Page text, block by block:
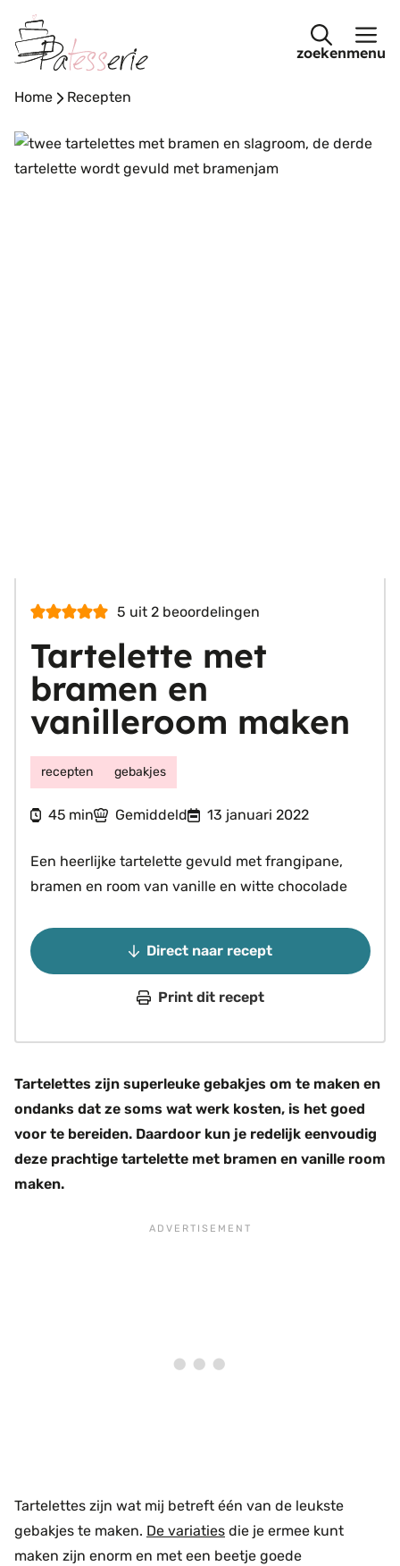
naar
de
menu
Home - Recepten
5 uit 2 beoordelingen
Tartelette met
bramen en
vanilleroom maken
recepten gebakjes
45minuten
min Gemiddeld 13 januari 2022
Een heerlijke tartelette gevuld met frangipane,
bramen en room van vanille en witte chocolade
Direct naar recept
Print dit recept
Tartelettes zijn superleuke gebakjes om te maken en
ondanks dat ze soms wat werk kosten, is het goed
voor te bereiden. Daardoor kun je redelijk eenvoudig
deze prachtige tartelette met bramen en vanille room
maken.
Tartelettes zijn wat mij betreft één van de leukste
gebakjes te maken. De variaties die je ermee kunt
maken zijn enorm en met een beetje goede